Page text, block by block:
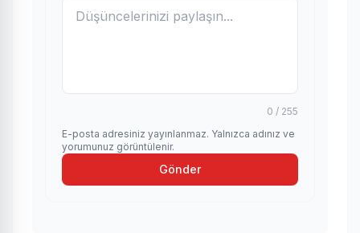
0 / 255
E-posta adresiniz yayınlanmaz. Yalnızca adınız ve
yorumunuz görüntülenir.
Gönder